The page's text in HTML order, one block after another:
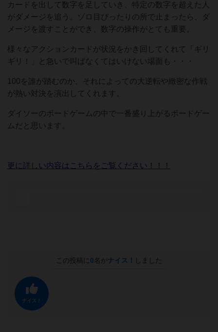
カードを出して数字を足していき、特定の数字を超えた人
がダメージを追う。ゾロ目ぴったりの所で止まったら、ダ
メージを渡すことができ、数字の操作がとても重要。
様々なアクションカードが状況をかき回してくれて「ギリ
ギリ！」と急いで叫ばなくてはいけない場面も・・・
100を誰が踏むのか、それによっての大逆転や緻密な作戦
が熱い対決を演出してくれます。
ダイソーのボードゲームの中で一番盛り上がるボードゲー
ムだと思います。
更に詳しい内容はこちらをご覧ください！！！